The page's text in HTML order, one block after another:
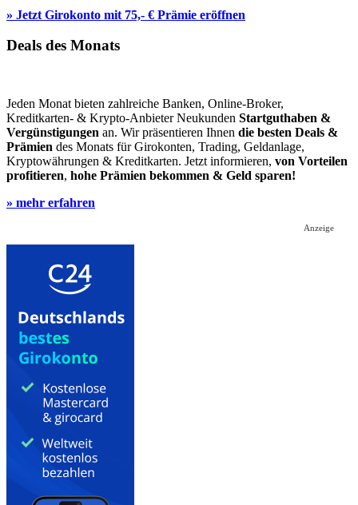
» Jetzt Girokonto mit 75,- € Prämie eröffnen
Deals des Monats
Jeden Monat bieten zahlreiche Banken, Online-Broker,
Kreditkarten- & Krypto-Anbieter Neukunden Startguthaben &
Vergünstigungen an. Wir präsentieren Ihnen die besten Deals &
Prämien des Monats für Girokonten, Trading, Geldanlage,
Kryptowährungen & Kreditkarten. Jetzt informieren, von Vorteilen
profitieren, hohe Prämien bekommen & Geld sparen!
» mehr erfahren
Anzeige